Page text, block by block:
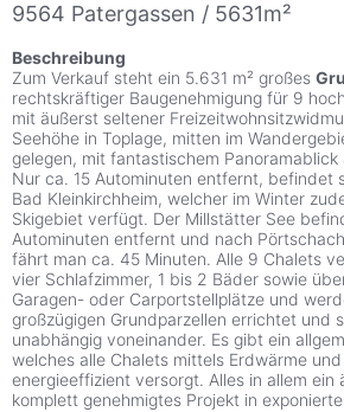
9564 Patergassen / 5631m²
Beschreibung
Zum Verkauf steht ein 5.631 m² großes
rechtskräftiger Baugenehmigung für 9
mit äußerst seltener
Seehöhe in Toplage, mitten im
gelegen, mit fantastischem Panoramablick
Nur ca. 15 Autominuten entfernt, befindet
Bad Kleinkirchheim, welcher im Winter
Skigebiet verfügt. Der Millstätter See
Autominuten entfernt und nach
fährt man ca. 45 Minuten. Alle 9 Chalets
vier Schlafzimmer, 1 bis 2 Bäder sowie
Garagen- oder Carportstellplätze und
großzügigen Grundparzellen errichtet und
unabhängig voneinander. Es gibt ein
welches alle Chalets mittels Erdwärme
energieeffizient versorgt. Alles in allem ein
komplett genehmigtes Projekt in